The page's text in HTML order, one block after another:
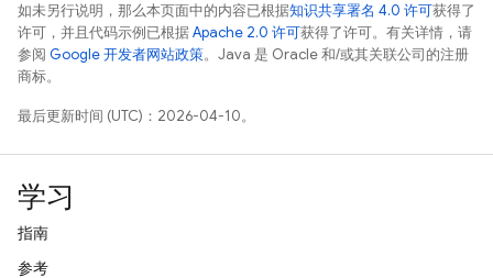
如未另行说明，那么本页面中的内容已根据知识共享署名 4.0 许可获得了
许可，并且代码示例已根据Apache 2.0 许可获得了许可。有关详情，请
参阅 Google 开发者网站政策。Java 是 Oracle 和/或其关联公司的注册
商标。
最后更新时间 (UTC)：2026-04-10。
学习
指南
参考